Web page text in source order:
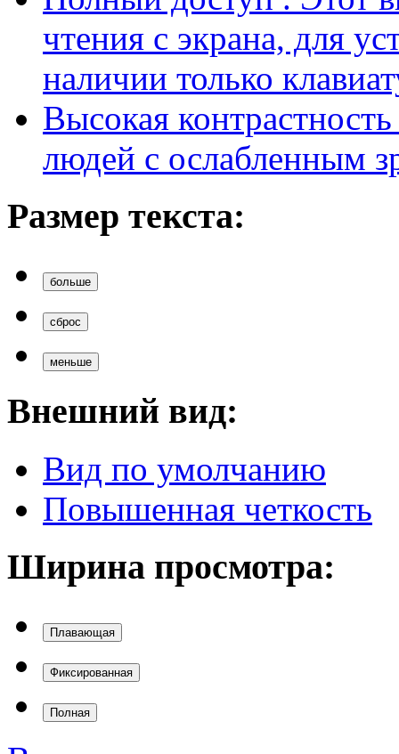
чтения с экрана, для
наличии только
Высокая
людей с ослабленным
Размер текста:
больше
сброс
меньше
Внешний вид:
Вид по умолчанию
Повышенная четкость
Ширина просмотра:
Плавающая
Фиксированная
Полная